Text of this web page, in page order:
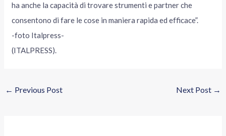
ha anche la capacità di trovare strumenti e partner che
consentono di fare le cose in maniera rapida ed efficace”.
-foto Italpress-
(ITALPRESS).
← Previous Post Next Post →